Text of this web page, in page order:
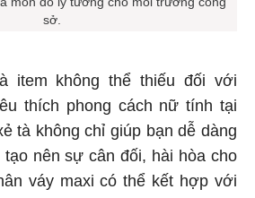
món đồ lý tưởng cho môi trường công
sở.
item không thể thiếu đối với
thích phong cách nữ tính tại
tà không chỉ giúp bạn dễ dàng
nên sự cân đối, hài hòa cho
váy maxi có thể kết hợp với